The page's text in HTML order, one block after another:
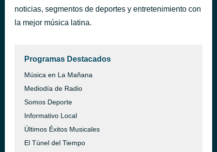
noticias, segmentos de deportes y entretenimiento con
la mejor música latina.
Programas Destacados
Música en La Mañana
Mediodía de Radio
Somos Deporte
Informativo Local
Últimos Éxitos Musicales
El Túnel del Tiempo